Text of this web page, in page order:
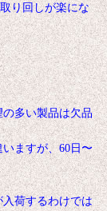
り回しが楽にな
多い製品は欠品
ますが、60日〜
荷するわけでは